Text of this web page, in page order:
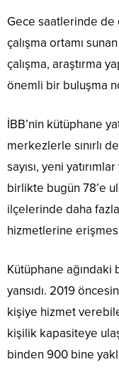
Gece saatlerinde
çalışma ortamı
çalışma, araştırma
önemli bir buluşma
İBB’nin kütüphane
merkezlerle sınırlı
sayısı, yeni
birlikte bugün 78’e
ilçelerinde daha
hizmetlerine
Kütüphane ağındaki
yansıdı. 2019
kişiye hizmet
kişilik kapasiteye
binden 900 bine